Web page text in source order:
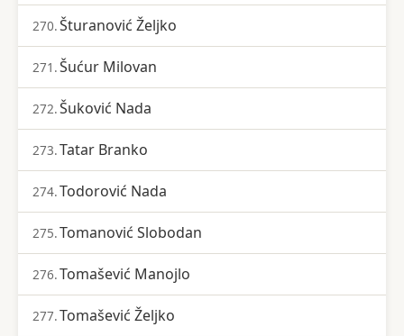
270.Šturanović Željko
271.Šućur Milovan
272.Šuković Nada
273.Tatar Branko
274.Todorović Nada
275.Tomanović Slobodan
276.Tomašević Manojlo
277.Tomašević Željko